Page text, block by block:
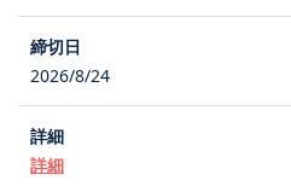
2026/8/24
詳細